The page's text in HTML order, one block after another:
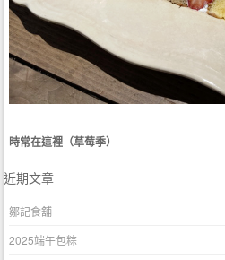
時常在這裡（草莓季）
近期文章
鄒記食舖
2025端午包粽